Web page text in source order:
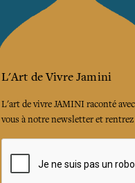
L'Art de Vivre Jamini
L'art de vivre JAMINI raconté
vous à notre newsletter et